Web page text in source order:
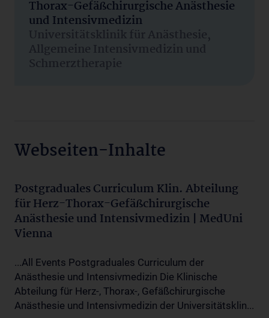
Thorax-Gefäßchirurgische Anästhesie
und Intensivmedizin
Universitätsklinik für Anästhesie,
Allgemeine Intensivmedizin und
Schmerztherapie
Webseiten-Inhalte
Postgraduales Curriculum Klin. Abteilung
für Herz-Thorax-Gefäßchirurgische
Anästhesie und Intensivmedizin | MedUni
Vienna
...All Events Postgraduales Curriculum der
Anästhesie und Intensivmedizin Die Klinische
Abteilung für Herz-, Thorax-, Gefäßchirurgische
Anästhesie und Intensivmedizin der Universitätsklin...